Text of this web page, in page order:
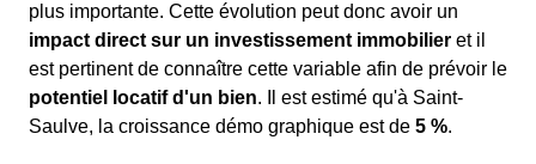
plus importante. Cette évolution peut donc avoir un
impact direct sur un investissement immobilier et il
est pertinent de connaître cette variable afin de prévoir le
potentiel locatif d'un bien. Il est estimé qu'à Saint-
Saulve, la croissance démo graphique est de 5 %.